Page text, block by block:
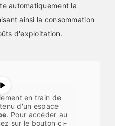
en train de
d'un espace
. Pour accéder au
sur le bouton ci-
automatiquement la
ainsi la consommation
d'exploitation.